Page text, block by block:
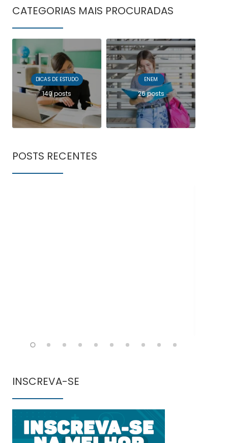
CATEGORIAS MAIS PROCURADAS
DICAS DE ESTUDO
140 posts
ENEM
26 posts
POSTS RECENTES
INSCREVA-SE